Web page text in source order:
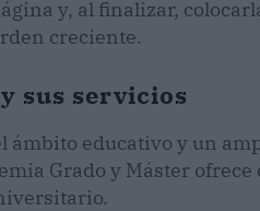
y, al finalizar,
creciente.
sus servicios
ámbito educativo y un
Grado y Máster